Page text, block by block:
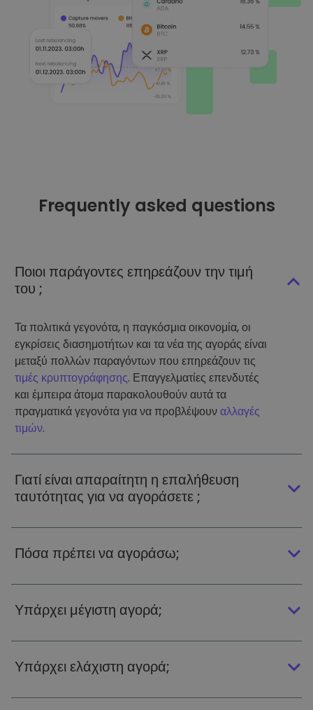
Frequently asked questions
Ποιοι παράγοντες επηρεάζουν την τιμή
του ;
Τα πολιτικά γεγονότα, η παγκόσμια οικονομία, οι
εγκρίσεις διασημοτήτων και τα νέα της αγοράς είναι
μεταξύ πολλών παραγόντων που επηρεάζουν τις
τιμές κρυπτογράφησης. Επαγγελματίες επενδυτές
και έμπειρα άτομα παρακολουθούν αυτά τα
πραγματικά γεγονότα για να προβλέψουναλλαγές
τιμών.
Γιατί είναι απαραίτητη η επαλήθευση
ταυτότητας για να αγοράσετε ;
Πόσα πρέπει να αγοράσω;
Υπάρχει μέγιστη αγορά;
Υπάρχει ελάχιστη αγορά;